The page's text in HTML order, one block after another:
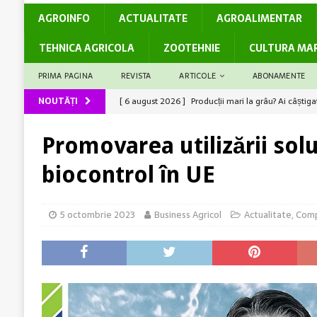
AGROINFO ACTUALITATE AGROALIMENTAR
TEHNICA AGRICOLA
ZOOTEHNIE CULTURA
PRIMA PAGINA REVISTA ARTICOLE ABONAMENTE
NOUTĂȚI [ 6 august 2026 ] Rolul logisticii și al digitalizării
[ 5 august 2026 ]
Barierele administrative care
[ 7 august 2026 ]
Legea Biodiversității între miza
[ 6 august 2026 ] Producții mari la grâu? Ai
Promovarea utilizării
biocontrol în UE
5 octombrie 2023 Business Agricol Actualitate,